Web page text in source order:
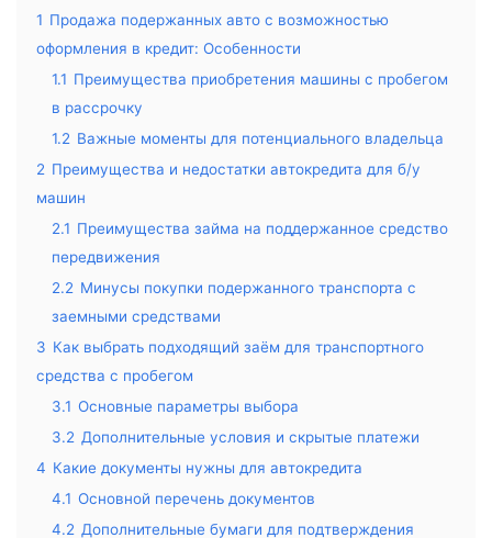
1 Продажа подержанных авто с возможностью
оформления в кредит: Особенности
1.1 Преимущества приобретения машины с пробегом
в рассрочку
1.2 Важные моменты для потенциального владельца
2 Преимущества и недостатки автокредита для б/у
машин
2.1 Преимущества займа на поддержанное средство
передвижения
2.2 Минусы покупки подержанного транспорта с
заемными средствами
3 Как выбрать подходящий заём для транспортного
средства с пробегом
3.1 Основные параметры выбора
3.2 Дополнительные условия и скрытые платежи
4 Какие документы нужны для автокредита
4.1 Основной перечень документов
4.2 Дополнительные бумаги для подтверждения